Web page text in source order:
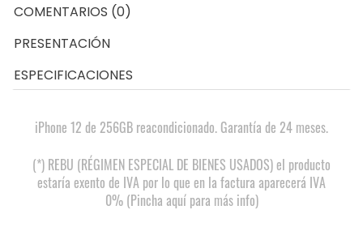
COMENTARIOS (0)
PRESENTACIÓN
ESPECIFICACIONES
iPhone 12 de 256GB reacondicionado. Garantía de 24 meses.
(*) REBU (RÉGIMEN ESPECIAL DE BIENES USADOS) el producto
estaría exento de IVA por lo que en la factura aparecerá IVA
0% (Pincha aquí para más info)